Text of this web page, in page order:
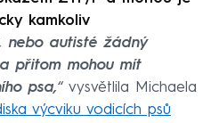
kamkoliv
nebo autisté žádný
přitom mohou mít
psa,“ vysvětlila Michaela
výcviku vodicích psů